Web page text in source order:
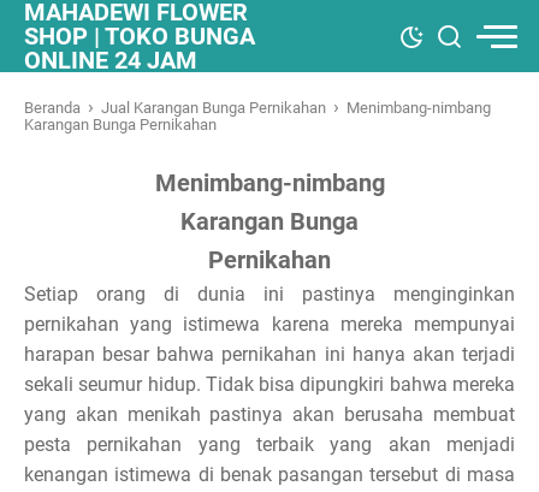
MAHADEWI FLOWER
SHOP | TOKO BUNGA
ONLINE 24 JAM
Beranda › Jual Karangan Bunga Pernikahan › Menimbang-nimbang
Karangan Bunga Pernikahan
Menimbang-nimbang
Karangan Bunga
Pernikahan
Setiap orang di dunia ini pastinya menginginkan
pernikahan yang istimewa karena mereka mempunyai
harapan besar bahwa pernikahan ini hanya akan terjadi
sekali seumur hidup. Tidak bisa dipungkiri bahwa mereka
yang akan menikah pastinya akan berusaha membuat
pesta pernikahan yang terbaik yang akan menjadi
kenangan istimewa di benak pasangan tersebut di masa